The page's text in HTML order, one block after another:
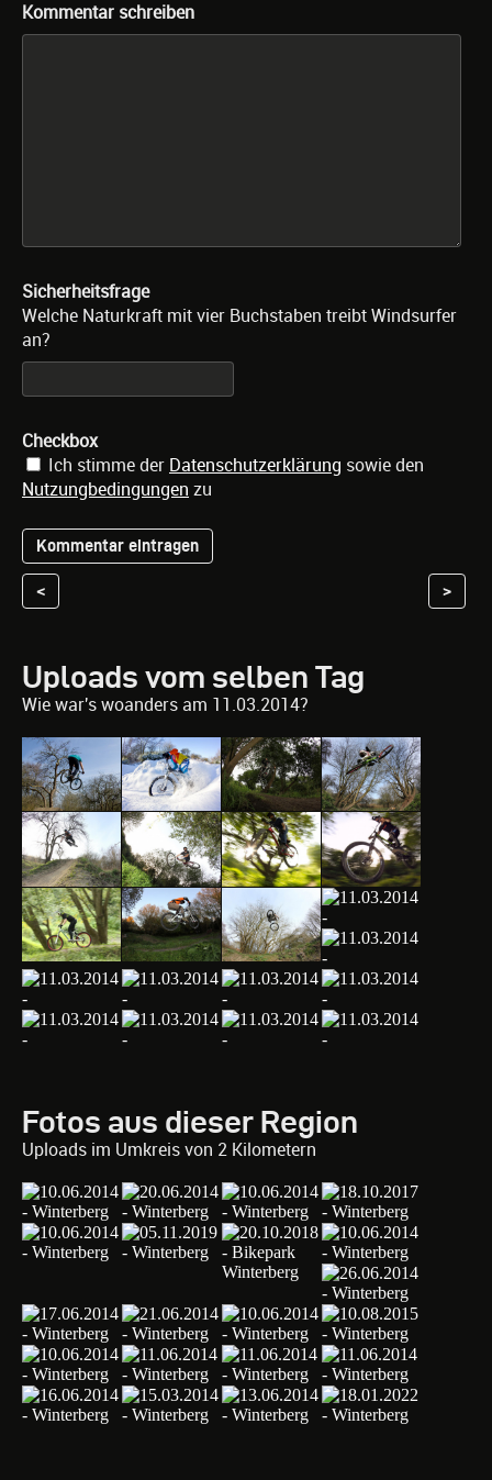
Kommentar schreiben
Sicherheitsfrage
Welche Naturkraft mit vier Buchstaben treibt Windsurfer
an?
Checkbox
Ich stimme der Datenschutzerklärung sowie den
Nutzungbedingungen zu
< >
Uploads vom selben Tag
Wie war's woanders am 11.03.2014?
Fotos aus dieser Region
Uploads im Umkreis von 2 Kilometern